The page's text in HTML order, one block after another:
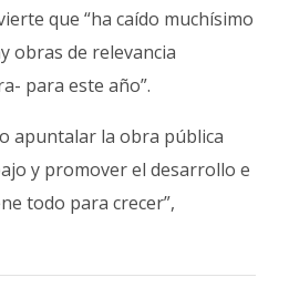
que “ha caído muchísimo
obras de relevancia
para este año”.
apuntalar la obra pública
y promover el desarrollo e
todo para crecer”,